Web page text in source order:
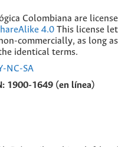
Colombiana are
4.0 This license
commercially, as long
identical terms.
1900-1649 (en línea)